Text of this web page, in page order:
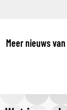
Meer nieuws